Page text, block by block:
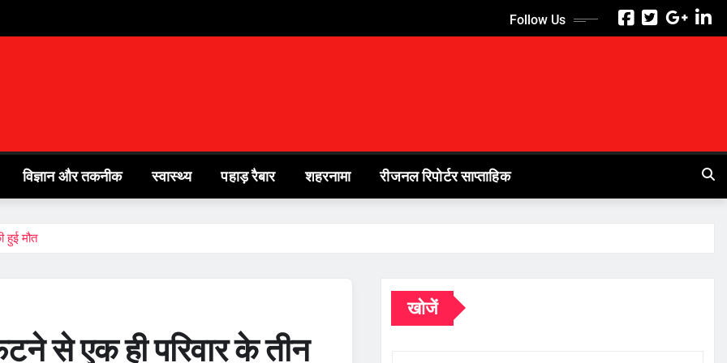
Follow Us
विज्ञान और तकनीक स्वास्थ्य पहाड़ रैबार शहरनामा रीजनल रिपोर्टर साप्ताहिक
हुई मौत
से एक ही परिवार के तीन
खोजें